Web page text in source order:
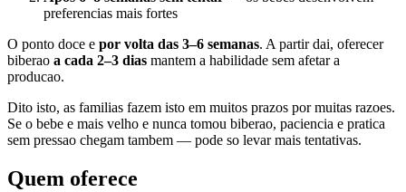
preferencias mais fortes
O ponto doce e por volta das 3–6 semanas. A partir dai, oferecer
biberao a cada 2–3 dias mantem a habilidade sem afetar a
producao.
Dito isto, as familias fazem isto em muitos prazos por muitas razoes.
Se o bebe e mais velho e nunca tomou biberao, paciencia e pratica
sem pressao chegam tambem — pode so levar mais tentativas.
Quem oferece